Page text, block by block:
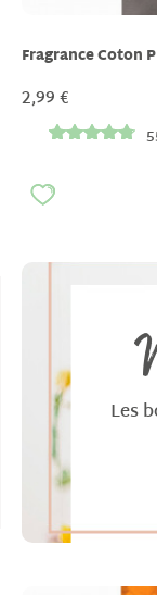
Fragrance Coton
2,99 €
Les